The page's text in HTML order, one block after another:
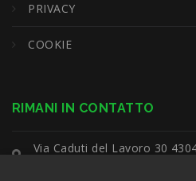
PRIVACY
COOKIE
RIMANI IN CONTATTO
Via Caduti del Lavoro 30